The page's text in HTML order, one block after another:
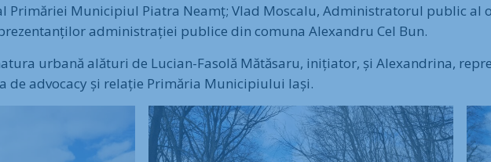
Primăriei Municipiul Piatra Neamț; Vlad Moscalu, Administratorul public al
administrației publice din comuna Alexandru Cel Bun.
urbană alături de Lucian-Fasolă Mătăsaru, inițiator, și Alexandrina,
de advocacy și relație Primăria Municipiului Iași.